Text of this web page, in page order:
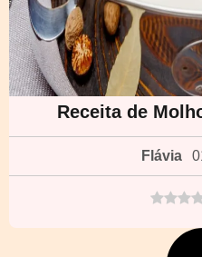
Receita de
Flávia